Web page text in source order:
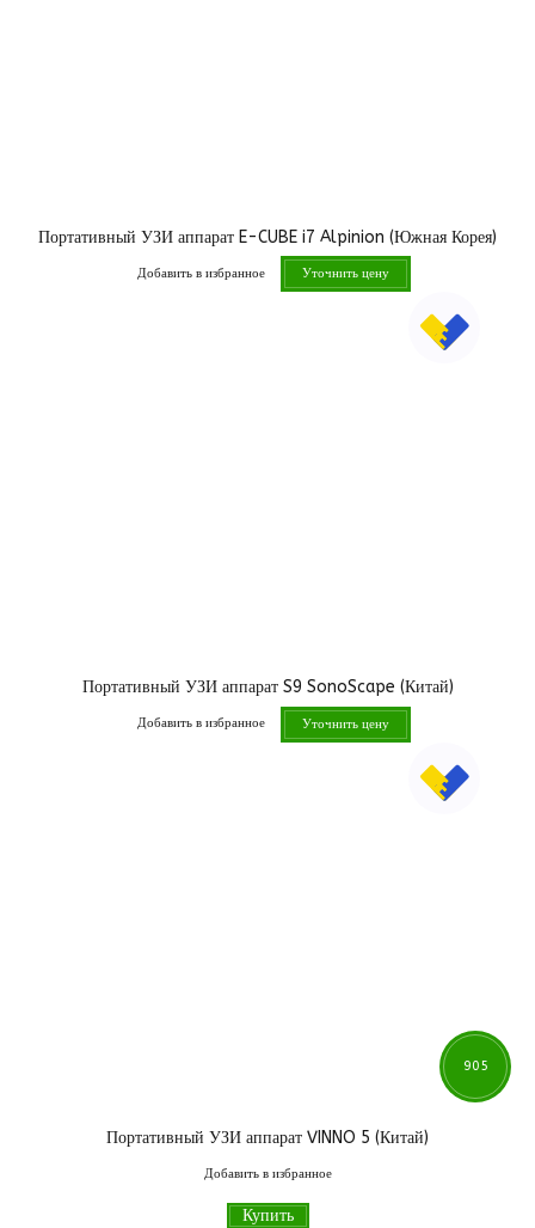
Портативный УЗИ аппарат E-CUBE i7 Alpinion (Южная Корея)
Добавить в избранное Уточнить цену
Портативный УЗИ аппарат S9 SonoScape (Китай)
Добавить в избранное Уточнить цену
Портативный УЗИ аппарат VINNO 5 (Китай)
Добавить в избранное
905
Купить